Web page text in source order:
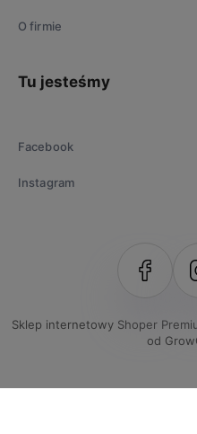
O firmie
Tu jesteśmy
Facebook
Instagram
Sklep internetowy Shoper
od